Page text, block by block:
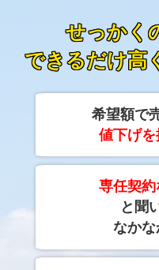
せっかく
できるだけ高
希望額で
値下げ
専任契
と聞
なか